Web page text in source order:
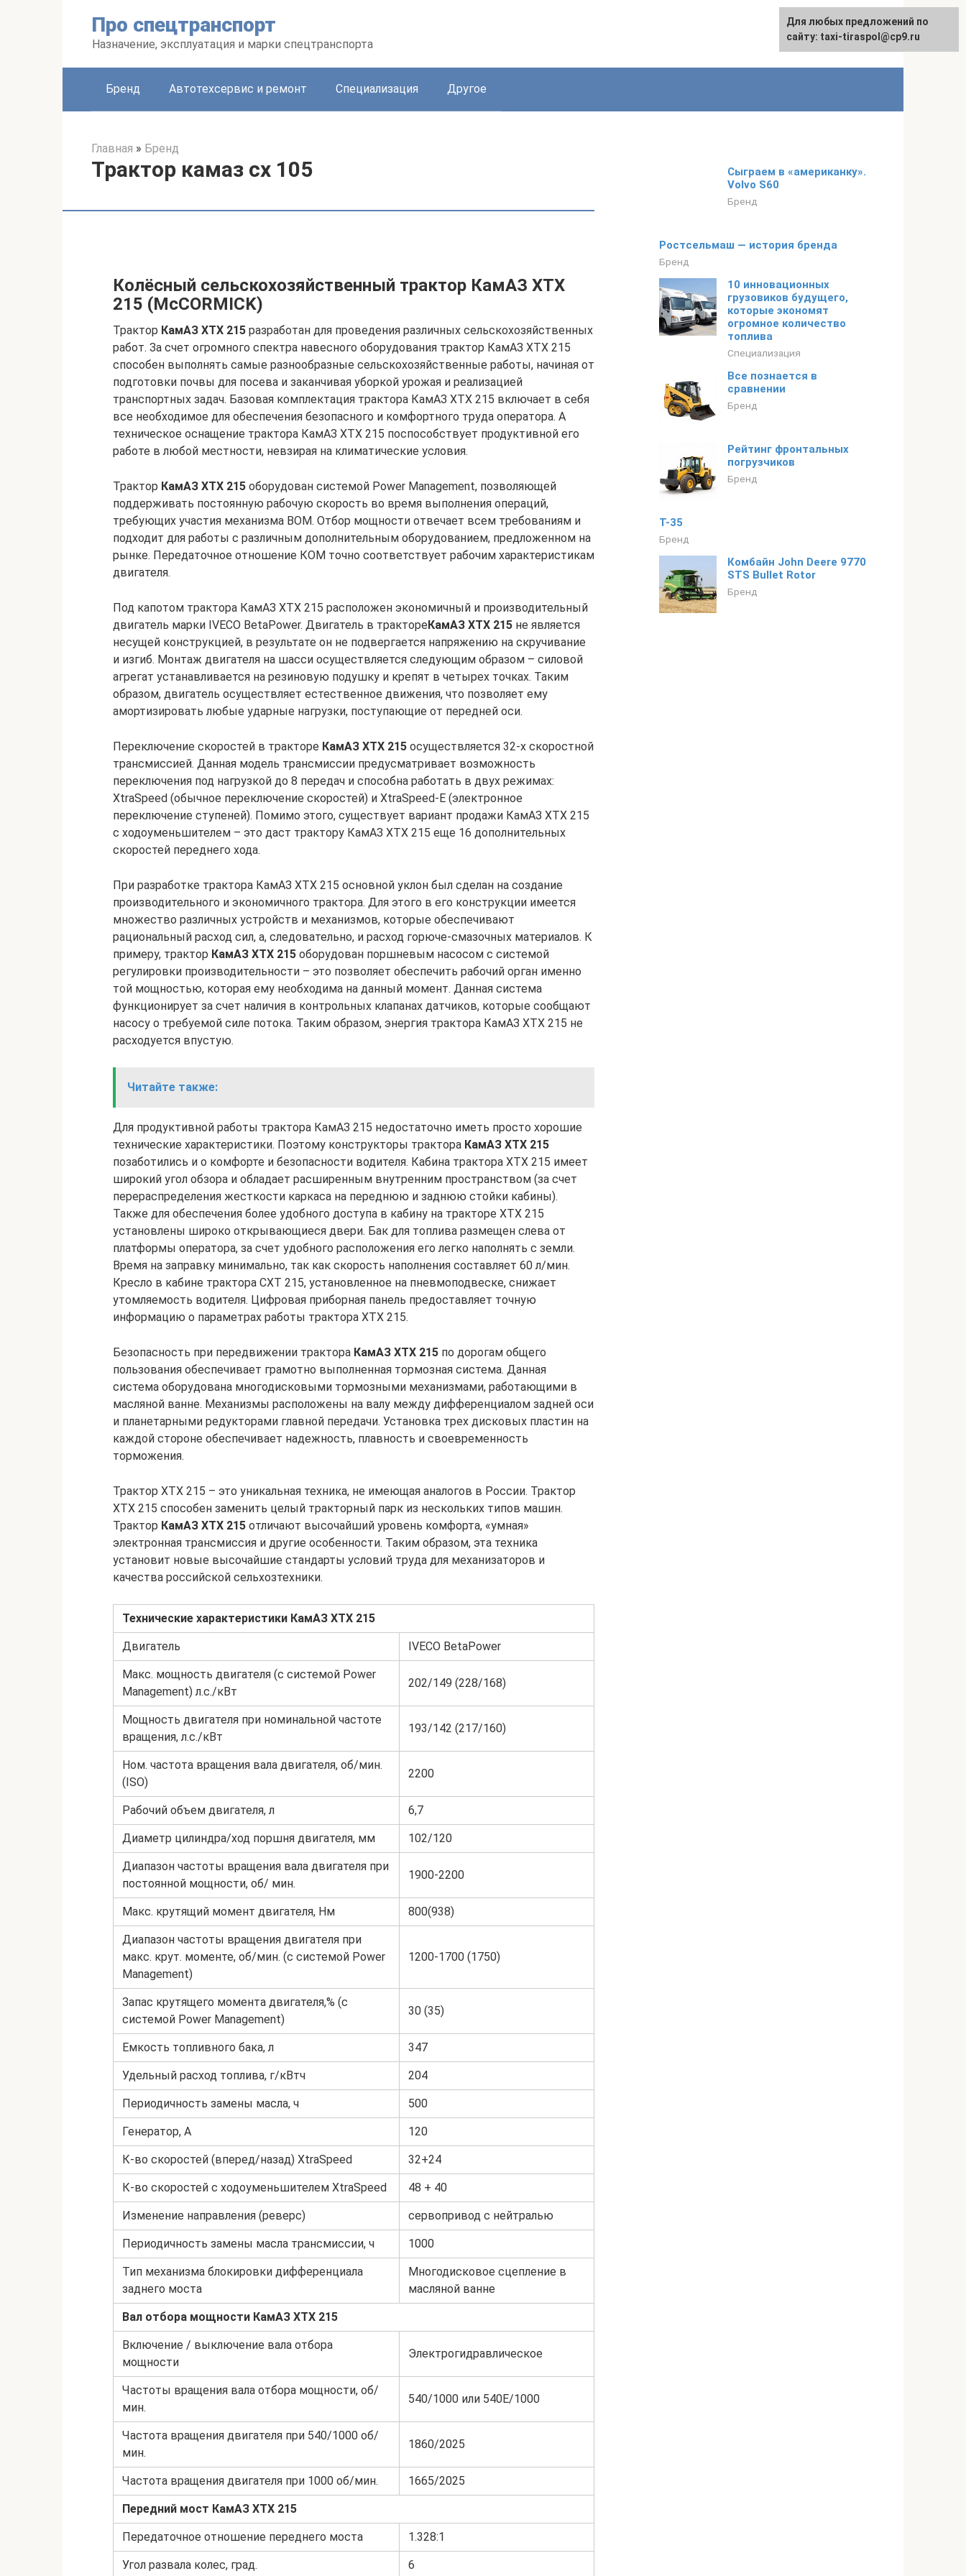
Про спецтранспорт
Назначение, эксплуатация и марки спецтранспорта
Бренд Автотехсервис и ремонт Специализация Другое
Главная » Бренд
Трактор камаз сх 105
Колёсный сельскохозяйственный трактор КамАЗ ХТХ
215 (McCORMICK)
Трактор КамАЗ ХТХ 215 разработан для проведения различных сельскохозяйственных
работ. За счет огромного спектра навесного оборудования трактор КамАЗ ХТХ 215
способен выполнять самые разнообразные сельскохозяйственные работы, начиная от
подготовки почвы для посева и заканчивая уборкой урожая и реализацией
транспортных задач. Базовая комплектация трактора КамАЗ ХТХ 215 включает в себя
все необходимое для обеспечения безопасного и комфортного труда оператора. А
техническое оснащение трактора КамАЗ ХТХ 215 поспособствует продуктивной его
работе в любой местности, невзирая на климатические условия.
Трактор КамАЗ ХТХ 215 оборудован системой Power Management, позволяющей
поддерживать постоянную рабочую скорость во время выполнения операций,
требующих участия механизма ВОМ. Отбор мощности отвечает всем требованиям и
подходит для работы с различным дополнительным оборудованием, предложенном на
рынке. Передаточное отношение КОМ точно соответствует рабочим характеристикам
двигателя.
Под капотом трактора КамАЗ ХТХ 215 расположен экономичный и производительный
двигатель марки IVECO BetaPower. Двигатель в трактореКамАЗ ХТХ 215 не является
несущей конструкцией, в результате он не подвергается напряжению на скручивание
и изгиб. Монтаж двигателя на шасси осуществляется следующим образом – силовой
агрегат устанавливается на резиновую подушку и крепят в четырех точках. Таким
образом, двигатель осуществляет естественное движения, что позволяет ему
амортизировать любые ударные нагрузки, поступающие от передней оси.
Переключение скоростей в тракторе КамАЗ ХТХ 215 осуществляется 32-х скоростной
трансмиссией. Данная модель трансмиссии предусматривает возможность
переключения под нагрузкой до 8 передач и способна работать в двух режимах:
XtraSpeed (обычное переключение скоростей) и XtraSpeed-E (электронное
переключение ступеней). Помимо этого, существует вариант продажи КамАЗ ХТХ 215
с ходоуменьшителем – это даст трактору КамАЗ ХТХ 215 еще 16 дополнительных
скоростей переднего хода.
При разработке трактора КамАЗ ХТХ 215 основной уклон был сделан на создание
производительного и экономичного трактора. Для этого в его конструкции имеется
множество различных устройств и механизмов, которые обеспечивают
рациональный расход сил, а, следовательно, и расход горюче-смазочных материалов. К
примеру, трактор КамАЗ ХТХ 215 оборудован поршневым насосом с системой
регулировки производительности – это позволяет обеспечить рабочий орган именно
той мощностью, которая ему необходима на данный момент. Данная система
функционирует за счет наличия в контрольных клапанах датчиков, которые сообщают
насосу о требуемой силе потока. Таким образом, энергия трактора КамАЗ ХТХ 215 не
расходуется впустую.
Читайте также:
Для продуктивной работы трактора КамАЗ 215 недостаточно иметь просто хорошие
технические характеристики. Поэтому конструкторы трактора КамАЗ ХТХ 215
позаботились и о комфорте и безопасности водителя. Кабина трактора ХТХ 215 имеет
широкий угол обзора и обладает расширенным внутренним пространством (за счет
перераспределения жесткости каркаса на переднюю и заднюю стойки кабины).
Также для обеспечения более удобного доступа в кабину на тракторе ХТХ 215
установлены широко открывающиеся двери. Бак для топлива размещен слева от
платформы оператора, за счет удобного расположения его легко наполнять с земли.
Время на заправку минимально, так как скорость наполнения составляет 60 л/мин.
Кресло в кабине трактора СХТ 215, установленное на пневмоподвеске, снижает
утомляемость водителя. Цифровая приборная панель предоставляет точную
информацию о параметрах работы трактора ХТХ 215.
Безопасность при передвижении трактора КамАЗ ХТХ 215 по дорогам общего
пользования обеспечивает грамотно выполненная тормозная система. Данная
система оборудована многодисковыми тормозными механизмами, работающими в
масляной ванне. Механизмы расположены на валу между дифференциалом задней оси
и планетарными редукторами главной передачи. Установка трех дисковых пластин на
каждой стороне обеспечивает надежность, плавность и своевременность
торможения.
Трактор ХТХ 215 – это уникальная техника, не имеющая аналогов в России. Трактор
ХТХ 215 способен заменить целый тракторный парк из нескольких типов машин.
Трактор КамАЗ ХТХ 215 отличают высочайший уровень комфорта, «умная»
электронная трансмиссия и другие особенности. Таким образом, эта техника
установит новые высочайшие стандарты условий труда для механизаторов и
качества российской сельхозтехники.
Технические характеристики КамАЗ ХТХ 215
Двигатель IVECO BetaPower
Макс. мощность двигателя (с системой Power
Management) л.с./кВт
202/149 (228/168)
Мощность двигателя при номинальной частоте
вращения, л.с./кВт
193/142 (217/160)
Ном. частота вращения вала двигателя, об/мин.
(ISO)
2200
Рабочий объем двигателя, л 6,7
Диаметр цилиндра/ход поршня двигателя, мм 102/120
Диапазон частоты вращения вала двигателя при
постоянной мощности, об/ мин.
1900-2200
Макс. крутящий момент двигателя, Нм 800(938)
Диапазон частоты вращения двигателя при
макс. крут. моменте, об/мин. (с системой Power
Management)
1200-1700 (1750)
Запас крутящего момента двигателя,% (с
системой Power Management)
30 (35)
Емкость топливного бака, л 347
Удельный расход топлива, г/кВтч 204
Периодичность замены масла, ч 500
Генератор, А 120
К-во скоростей (вперед/назад) XtraSpeed 32+24
К-во скоростей с ходоуменьшителем XtraSpeed 48 + 40
Изменение направления (реверс) сервопривод с нейтралью
Периодичность замены масла трансмиссии, ч 1000
Тип механизма блокировки дифференциала
заднего моста
Многодисковое сцепление в
масляной ванне
Вал отбора мощности КамАЗ ХТХ 215
Включение / выключение вала отбора
мощности
Электрогидравлическое
Частоты вращения вала отбора мощности, об/
мин.
540/1000 или 540Е/1000
Частота вращения двигателя при 540/1000 об/
мин.
1860/2025
Частота вращения двигателя при 1000 об/мин. 1665/2025
Передний мост КамАЗ ХТХ 215
Передаточное отношение переднего моста 1.328:1
Угол развала колес, град. 6
Сыграем в «американку».
Volvo S60
Бренд
Ростсельмаш — история бренда
Бренд
10 инновационных
грузовиков будущего,
которые экономят
огромное количество
топлива
Специализация
Все познается в
сравнении
Бренд
Рейтинг фронтальных
погрузчиков
Бренд
Т-35
Бренд
Комбайн John Deere 9770
STS Bullet Rotor
Бренд
Для любых предложений по
сайту: taxi-tiraspol@cp9.ru